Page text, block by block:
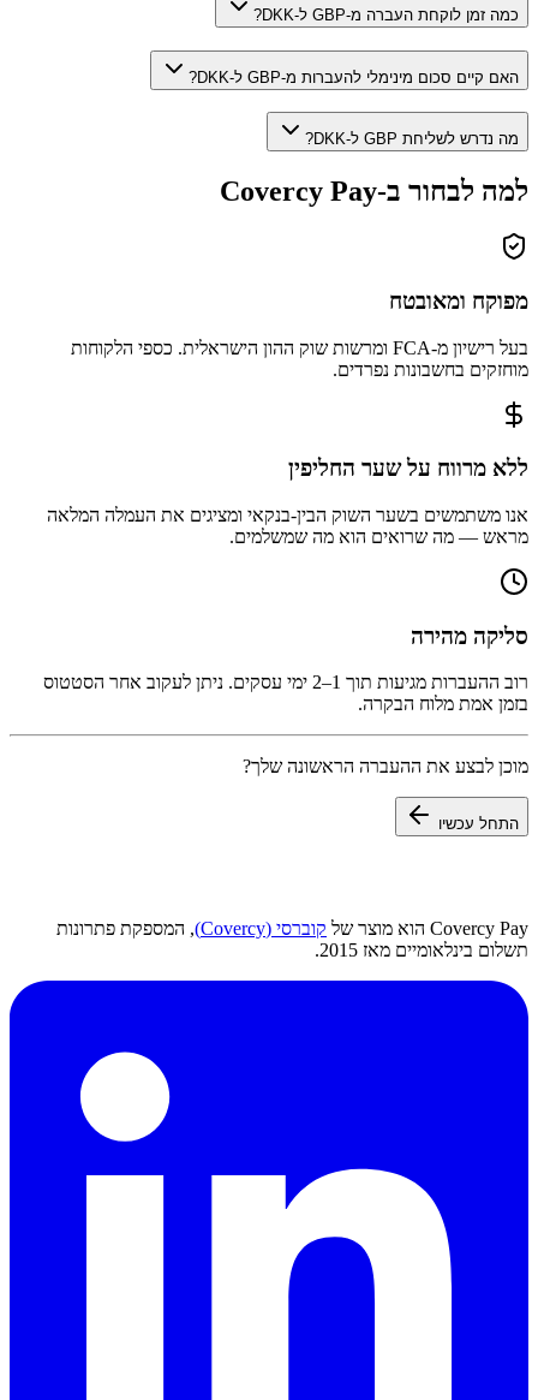
כמה זמן לוקחת העברה מ-GBP ל-DKK?
האם קיים סכום מינימלי להעברות מ-GBP ל-DKK?
מה נדרש לשליחת GBP ל-DKK?
למה לבחור ב-Covercy Pay
מפוקח ומאובטח
בעל רישיון מ-FCA ומרשות שוק ההון הישראלית. כספי הלקוחות
מוחזקים בחשבונות נפרדים.
ללא מרווח על שער החליפין
אנו משתמשים בשער השוק הבין-בנקאי ומציגים את העמלה המלאה
מראש — מה שרואים הוא מה שמשלמים.
סליקה מהירה
רוב ההעברות מגיעות תוך 1–2 ימי עסקים. ניתן לעקוב אחר הסטטוס
בזמן אמת מלוח הבקרה.
מוכן לבצע את ההעברה הראשונה שלך?
התחל עכשיו
Covercy Pay הוא מוצר של קוברסי (Covercy)
, המספקת פתרונות
תשלום בינלאומיים מאז 2015.